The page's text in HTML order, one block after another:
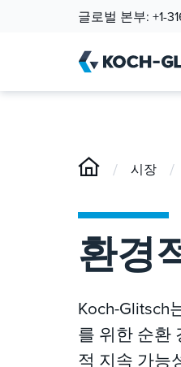
글로벌 본부: +1-
/ 시장 /
환경
Koch-Glitsch
를 위한 순환
적 지속 가능